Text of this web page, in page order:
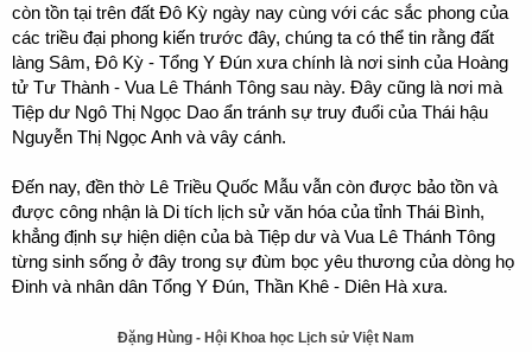
còn tồn tại trên đất Đô Kỳ ngày nay cùng với các sắc phong của
các triều đại phong kiến trước đây, chúng ta có thể tin rằng đất
làng Sâm, Đô Kỳ - Tổng Y Đún xưa chính là nơi sinh của Hoàng
tử Tư Thành - Vua Lê Thánh Tông sau này. Đây cũng là nơi mà
Tiệp dư Ngô Thị Ngọc Dao ẩn tránh sự truy đuổi của Thái hậu
Nguyễn Thị Ngọc Anh và vây cánh.
Đến nay, đền thờ Lê Triều Quốc Mẫu vẫn còn được bảo tồn và
được công nhận là Di tích lịch sử văn hóa của tỉnh Thái Bình,
khẳng định sự hiện diện của bà Tiệp dư và Vua Lê Thánh Tông
từng sinh sống ở đây trong sự đùm bọc yêu thương của dòng họ
Đinh và nhân dân Tổng Y Đún, Thần Khê - Diên Hà xưa.
Đặng Hùng - Hội Khoa học Lịch sử Việt Nam